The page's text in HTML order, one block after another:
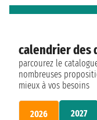
calendrier des
parcourez le
nombreuses
mieux à vos besoins
2026 2027